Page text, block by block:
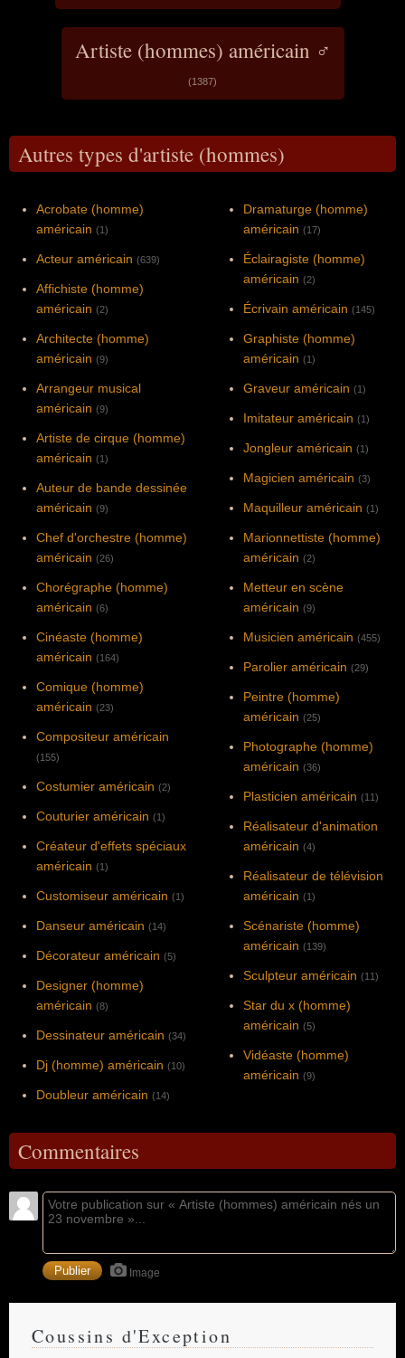
Artiste (hommes) américain ♂
(1387)
Autres types d'artiste (hommes)
Acrobate (homme)
américain (1)
Acteur américain (639)
Affichiste (homme)
américain (2)
Architecte (homme)
américain (9)
Arrangeur musical
américain (9)
Artiste de cirque (homme)
américain (1)
Auteur de bande dessinée
américain (9)
Chef d'orchestre (homme)
américain (26)
Chorégraphe (homme)
américain (6)
Cinéaste (homme)
américain (164)
Comique (homme)
américain (23)
Compositeur américain
(155)
Costumier américain (2)
Couturier américain (1)
Créateur d'effets spéciaux
américain (1)
Customiseur américain (1)
Danseur américain (14)
Décorateur américain (5)
Designer (homme)
américain (8)
Dessinateur américain (34)
Dj (homme) américain (10)
Doubleur américain (14)
Dramaturge (homme)
américain (17)
Éclairagiste (homme)
américain (2)
Écrivain américain (145)
Graphiste (homme)
américain (1)
Graveur américain (1)
Imitateur américain (1)
Jongleur américain (1)
Magicien américain (3)
Maquilleur américain (1)
Marionnettiste (homme)
américain (2)
Metteur en scène
américain (9)
Musicien américain (455)
Parolier américain (29)
Peintre (homme)
américain (25)
Photographe (homme)
américain (36)
Plasticien américain (11)
Réalisateur d'animation
américain (4)
Réalisateur de télévision
américain (1)
Scénariste (homme)
américain (139)
Sculpteur américain (11)
Star du x (homme)
américain (5)
Vidéaste (homme)
américain (9)
Commentaires
Image
Coussins d'Exception